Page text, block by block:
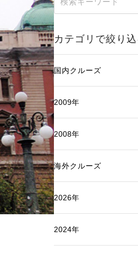
カテゴリで絞り
国内クルーズ
2009年
2008年
海外クルーズ
2026年
2024年